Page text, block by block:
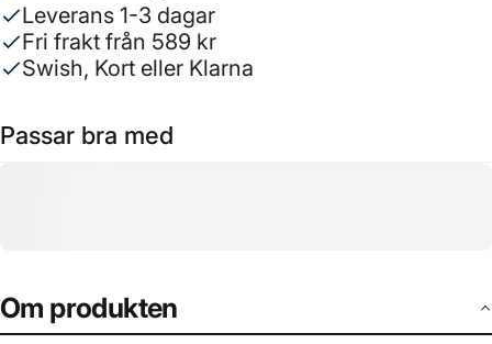
Leverans 1-3 dagar
Fri frakt från 589 kr
Swish, Kort eller Klarna
Passar bra med
Om produkten